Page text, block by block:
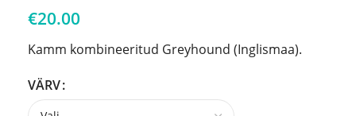
€20.00
Kamm kombineeritud Greyhound (Inglismaa).
VÄRV